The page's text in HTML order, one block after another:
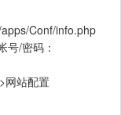
Conf/info.php
/密码：
网站配置